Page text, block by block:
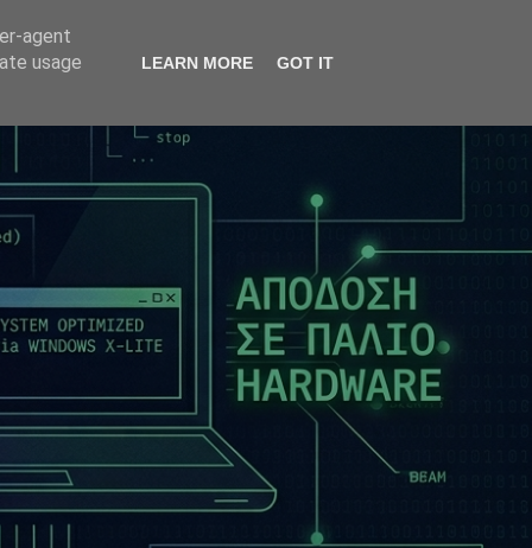
agent
usage
LEARN MORE GOT IT